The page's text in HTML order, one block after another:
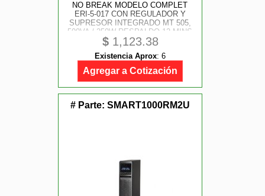
NO BREAK MODELO COMPLET
ERI-5-017 CON REGULADOR Y
SUPRESOR INTEGRADO MT 505,
500VA / 250W RESPALDO 12 MINS
CARGA MEDIA / 5 MINS CARGA
MAXIMA 8 CONTACTOS.
GARANTIA 60 MESES 24 EN
BATERIAS
$1,123.38
Existencia Aprox: 6
Agregar a Cotización
# Parte: SMART1000RM2U